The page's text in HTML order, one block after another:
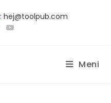
: hej@toolpub.com
Meni